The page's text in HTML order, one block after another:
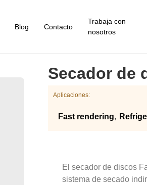
Blog Contacto
Trabaja con
nosotros
Secador de
Aplicaciones:
Fast rendering,
El secador de discos
sistema de secado